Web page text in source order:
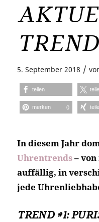
5. September 2018 /
teilen
merken 0
In diesem Jahr
Uhrentrends–
auffällig, in
jede
TREND #1: